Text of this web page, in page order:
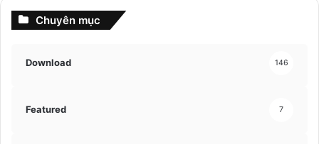
Chuyên mục
Download 146
Featured 7